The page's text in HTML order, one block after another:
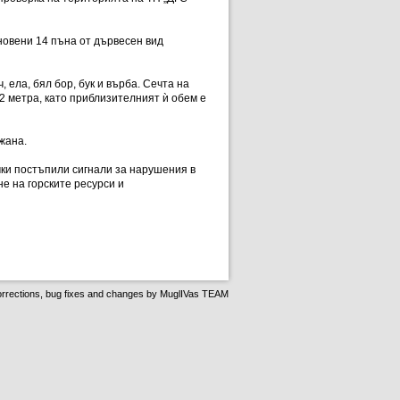
14 пъна от дървесен вид
ела, бял бор, бук и върба. Сечта на
метра, като приблизителният ѝ обем е
постъпили сигнали за нарушения в
на горските ресурси и
bug fixes and changes by MuglIVas TEAM